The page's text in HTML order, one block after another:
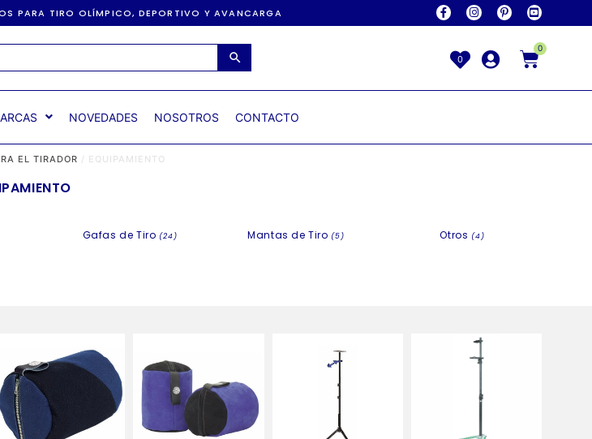
PARA TIRO OLÍMPICO, DEPORTIVO Y AVANCARGA
0
0
NOVEDADES NOSOTROS CONTACTO
EL TIRADOR / EQUIPAMIENTO
Gafas de Tiro (24) Mantas de Tiro (5) Otros (4)